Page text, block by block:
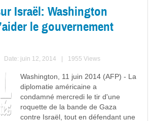
Israël: Washington
le gouvernement
Date: juin 12, 2014 1955 Views
Washington, 11 juin 2014 (AFP) - La
diplomatie américaine a
condamné mercredi le tir d'une
roquette de la bande de Gaza
contre Israël, tout en défendant une